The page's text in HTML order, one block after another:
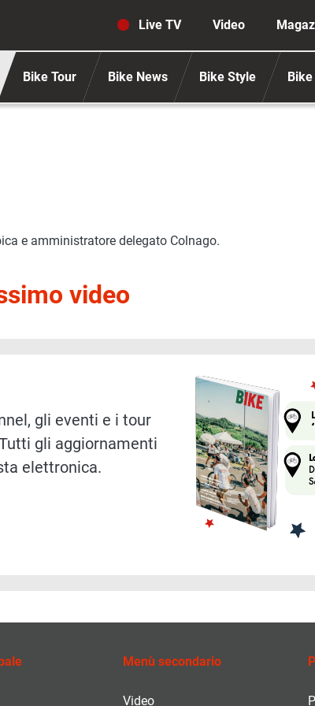
Navigazione
Live TV Video
Bike Tour Bike News Bike Style
e amministratore delegato Colnago.
video
gli eventi e i tour
gli aggiornamenti
elettronica.
Menù secondario
Video